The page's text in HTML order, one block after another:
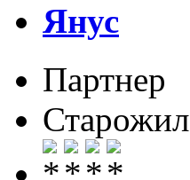
Янус
Партнер
Старожил